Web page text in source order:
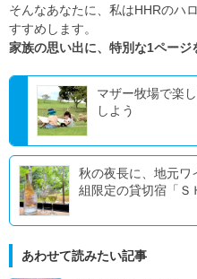
そんなあなたに、私はHHRのハ
すすめします。
家族の思い出に、特別な1ページ
マザー牧場で楽
しよう
秋の夜長に、地元ワ
組限定の貸切宿「Ｓ
あわせて読みたい記事